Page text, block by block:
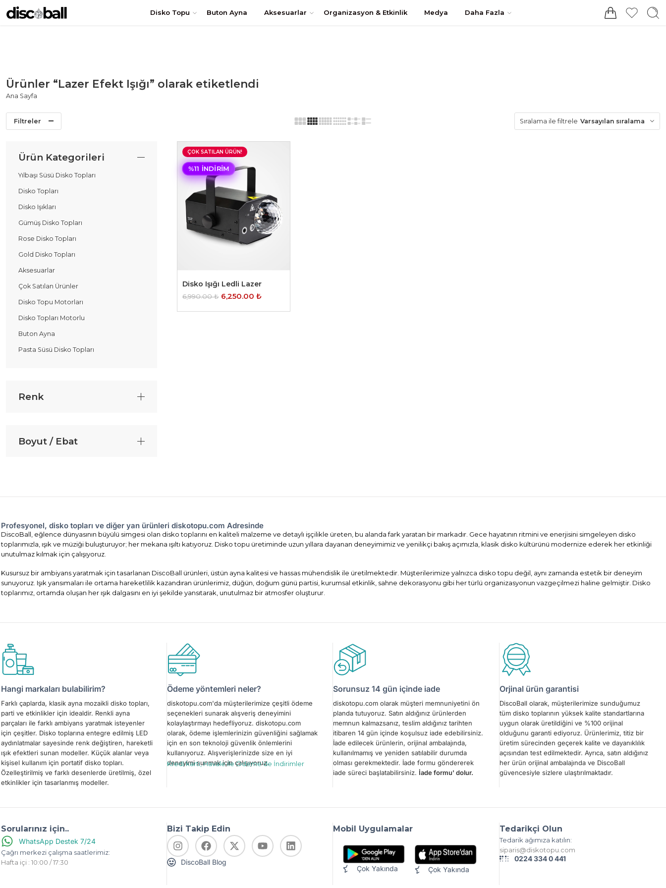
TÜRKİYE'nin en uygun DİSKO TOPU fiyatları! Hemen Sipariş Oluştur Giriş / Kayıt
Disko Topu Buton Ayna Aksesuarlar Organizasyon & Etkinlik Medya Daha Fazla
Ürünler “Lazer Efekt Işığı” olarak etiketlendi
Ana Sayfa
Filtreler Sıralama ile filtrele Varsayılan sıralama
ÇOK SATILAN ÜRÜN!
%11 İNDIRIM
Disko Işığı Ledli Lazer
6,990.00₺ 6,250.00 ₺
Ürün Kategorileri
Yılbaşı Süsü Disko Topları
Disko Topları
Disko Işıkları
Gümüş Disko Topları
Rose Disko Topları
Gold Disko Topları
Aksesuarlar
Çok Satılan Ürünler
Disko Topu Motorları
Disko Topları Motorlu
Buton Ayna
Pasta Süsü Disko Topları
Renk
Boyut / Ebat
Profesyonel, disko topları ve diğer yan ürünleri diskotopu.com Adresinde
DiscoBall, eğlence dünyasının büyülü simgesi olan disko toplarını en kaliteli malzeme ve detaylı işçilikle üreten, bu alanda fark yaratan bir markadır. Gece hayatının ritmini ve enerjisini simgeleyen disko
toplarımızla, ışık ve müziği buluşturuyor; her mekana ışıltı katıyoruz. Disko topu üretiminde uzun yıllara dayanan deneyimimiz ve yenilikçi bakış açımızla, klasik disko kültürünü modernize ederek her etkinliği
unutulmaz kılmak için çalışıyoruz.
Kusursuz bir ambiyans yaratmak için tasarlanan DiscoBall ürünleri, üstün ayna kalitesi ve hassas mühendislik ile üretilmektedir. Müşterilerimize yalnızca disko topu değil, aynı zamanda estetik bir deneyim
sunuyoruz. Işık yansımaları ile ortama hareketlilik kazandıran ürünlerimiz, düğün, doğum günü partisi, kurumsal etkinlik, sahne dekorasyonu gibi her türlü organizasyonun vazgeçilmezi haline gelmiştir. Disko
toplarımız, ortamda oluşan her ışık dalgasını en iyi şekilde yansıtarak, unutulmaz bir atmosfer oluşturur.
Hangi markaları bulabilirim?
Farklı çaplarda, klasik ayna mozaikli disko topları,
parti ve etkinlikler için idealdir. Renkli ayna
parçaları ile farklı ambiyans yaratmak isteyenler
için çeşitler. Disko toplarına entegre edilmiş LED
aydınlatmalar sayesinde renk değiştiren, hareketli
ışık efektleri sunan modeller. Küçük alanlar veya
kişisel kullanım için portatif disko topları.
Özelleştirilmiş ve farklı desenlerde üretilmiş, özel
etkinlikler için tasarlanmış modeller.
Ödeme yöntemleri neler?
diskotopu.com'da müşterilerimize çeşitli ödeme
seçenekleri sunarak alışveriş deneyimini
kolaylaştırmayı hedefliyoruz. diskotopu.com
olarak, ödeme işlemlerinizin güvenliğini sağlamak
için en son teknoloji güvenlik önlemlerini
kullanıyoruz. Alışverişlerinizde size en iyi
deneyimi sunmak için çalışıyoruz.
Kredi kartı, Havale ile Ödeme’de İndirimler
Sorunsuz 14 gün içinde iade
diskotopu.com olarak müşteri memnuniyetini ön
planda tutuyoruz. Satın aldığınız ürünlerden
memnun kalmazsanız, teslim aldığınız tarihten
itibaren 14 gün içinde koşulsuz iade edebilirsiniz.
İade edilecek ürünlerin, orijinal ambalajında,
kullanılmamış ve yeniden satılabilir durumda
olması gerekmektedir. İade formu göndererek
iade süreci başlatabilirsiniz. İade formu' dolur.
Orjinal ürün garantisi
DiscoBall olarak, müşterilerimize sunduğumuz
tüm disko toplarının yüksek kalite standartlarına
uygun olarak üretildiğini ve %100 orijinal
olduğunu garanti ediyoruz. Ürünlerimiz, titiz bir
üretim sürecinden geçerek kalite ve dayanıklılık
açısından test edilmektedir. Ayrıca, satın aldığınız
her ürün orijinal ambalajında ve DiscoBall
güvencesiyle sizlere ulaştırılmaktadır.
Sorularınız için..
WhatsApp Destek 7/24
Çağrı merkezi çalışma saatlerimiz:
Hafta içi : 10:00 / 17:30
Bizi Takip Edin
DiscoBall Blog
Mobil Uygulamalar
Çok Yakında Çok Yakında
Tedarikçi Olun
Tedarik ağımıza katılın:
siparis@diskotopu.com
0224 334 0 441